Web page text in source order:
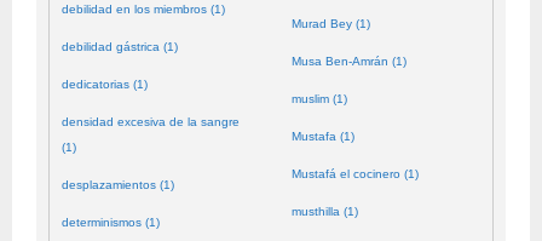
debilidad en los miembros (1)
debilidad gástrica (1)
dedicatorias (1)
densidad excesiva de la sangre
(1)
desplazamientos (1)
determinismos (1)
Murad Bey (1)
Musa Ben-Amrán (1)
muslim (1)
Mustafa (1)
Mustafá el cocinero (1)
musthilla (1)